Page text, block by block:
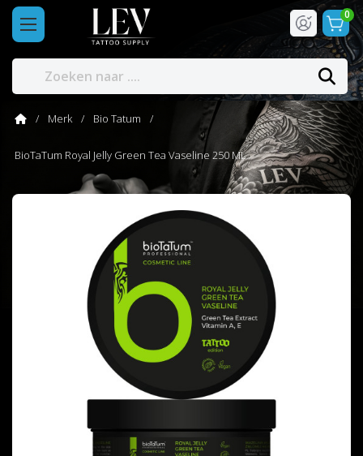
0
Merk Bio Tatum
BioTaTum Royal Jelly Green Tea Vaseline 250 ML